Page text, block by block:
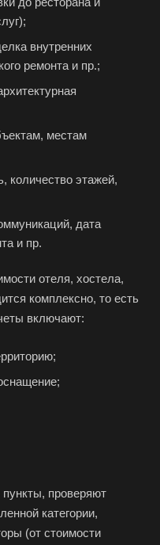
внутренних
ремонта и пр.;
местам
количество этажей,
дата
и пр.
отеля, хостела,
комплексно, то есть
включают:
проверяют
категории,
(от стоимости